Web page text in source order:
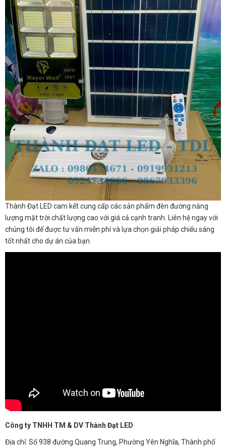
Thành Đạt LED cam kết cung cấp các sản phẩm đèn đường năng
lượng mặt trời chất lượng cao với giá cả cạnh tranh. Liên hệ ngay với
chúng tôi để được tư vấn miễn phí và lựa chọn giải pháp chiếu sáng
tốt nhất cho dự án của bạn.
Công ty TNHH TM & DV Thành Đạt LED
Địa chỉ: Số 938 đường Quang Trung, Phường Yên Nghĩa, Thành phố